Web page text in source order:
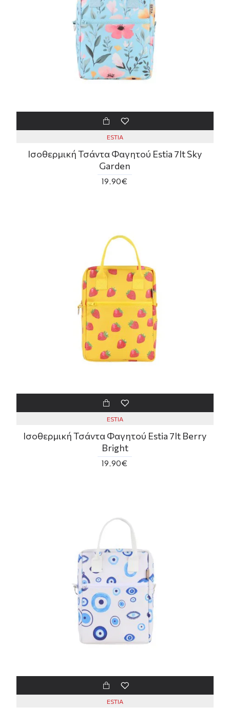
ESTIA
Ισοθερμική Τσάντα Φαγητού Estia 7lt Sky
Garden
19,90€
ESTIA
Ισοθερμική Τσάντα Φαγητού Estia 7lt Berry
Bright
19,90€
ESTIA